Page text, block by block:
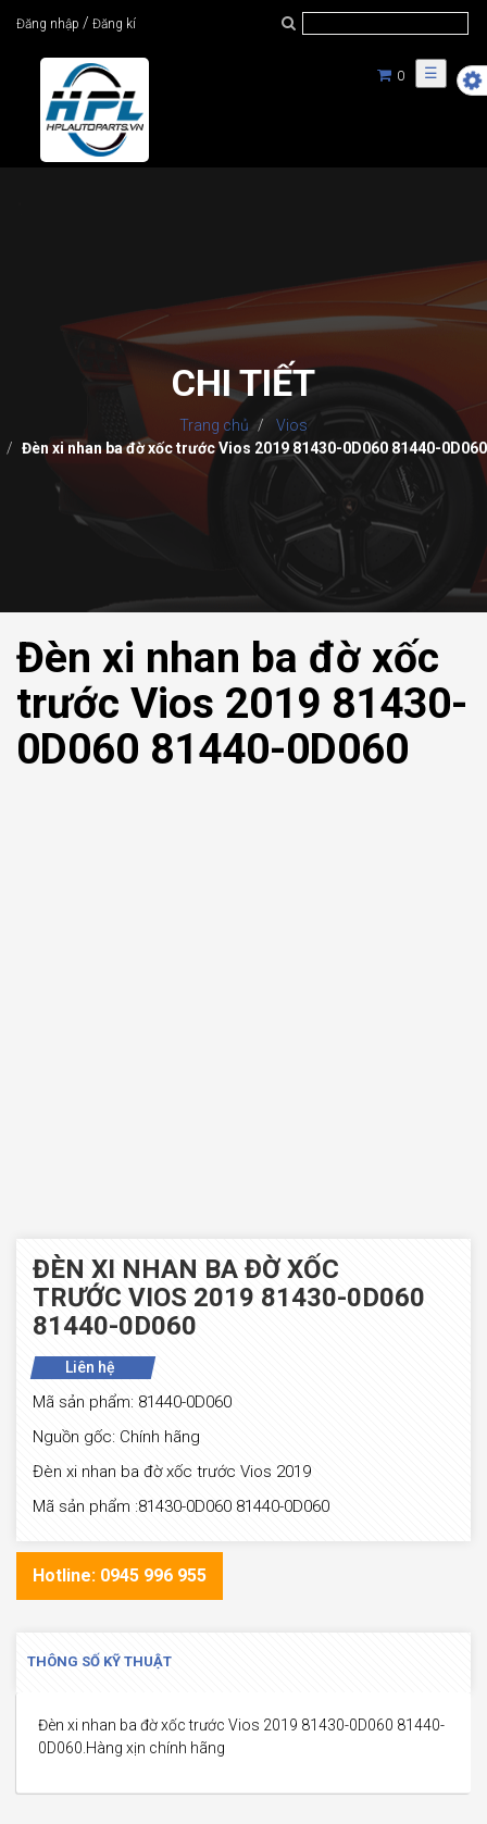
Đăng nhập / Đăng kí
☰
0
CHI TIẾT
Trang chủ
Vios
Đèn xi nhan ba đờ xốc trước Vios 2019 81430-0D060 81440-0D060
Đèn xi nhan ba đờ xốc
trước Vios 2019 81430-
0D060 81440-0D060
ĐÈN XI NHAN BA ĐỜ XỐC
TRƯỚC VIOS 2019 81430-0D060
81440-0D060
Liên hệ
Mã sản phẩm: 81440-0D060
Nguồn gốc: Chính hãng
Đèn xi nhan ba đờ xốc trước Vios 2019
Mã sản phẩm :81430-0D060 81440-0D060
Hotline: 0945 996 955
THÔNG SỐ KỸ THUẬT
Đèn xi nhan ba đờ xốc trước Vios 2019 81430-0D060 81440-
0D060.Hàng xịn chính hãng